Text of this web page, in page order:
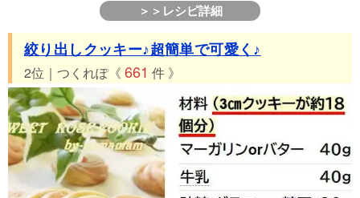
＞＞レシピ詳細
絞り出しクッキー♪超簡単で可愛く♪
2位｜つくれぽ《 661 件 》